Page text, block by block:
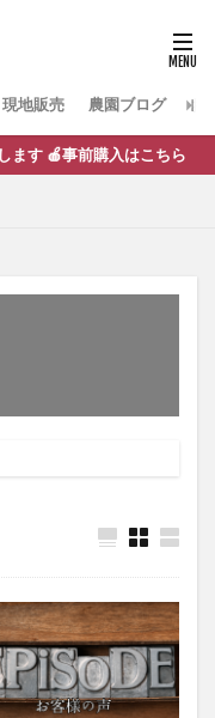
現地販売 農園ブログ お
事前購入はこちら